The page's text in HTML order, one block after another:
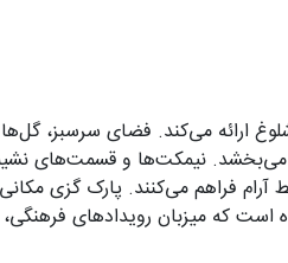
ارائه می‌کند. فضای سرسبز،
نیمکت‌ها و قسمت‌های
فراهم می‌کنند. پارک گزی
که میزبان رویدادهای